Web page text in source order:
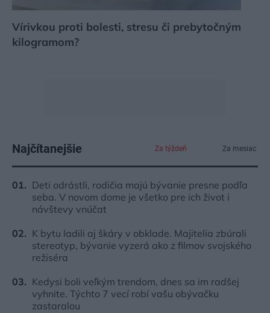
Vírivkou proti bolesti, stresu či prebytočným
kilogramom?
Najčítanejšie Za týždeň Za mesiac
Deti odrástli, rodičia majú bývanie presne podľa
seba. V novom dome je všetko pre ich život i
návštevy vnúčat
K bytu ladili aj škáry v obklade. Majitelia zbúrali
stereotyp, bývanie vyzerá ako z filmov svojského
režiséra
Kedysi boli veľkým trendom, dnes sa im radšej
vyhnite. Týchto 7 vecí robí vašu obývačku
zastaralou